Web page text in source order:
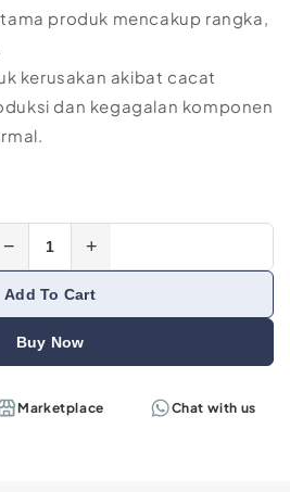
produk mencakup rangka,
kerusakan akibat cacat
dan kegagalan komponen
− +
Add To Cart
Buy Now
Marketplace Chat with us